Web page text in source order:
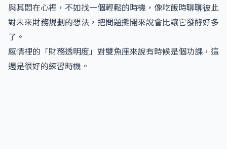
與其悶在心裡，不如找一個輕鬆的時機，像吃飯時聊聊彼此
對未來財務規劃的想法，把問題攤開來說會比讓它發酵好多
了。
感情裡的「財務透明度」對雙魚座來說有時候是個功課，這
週是很好的練習時機。